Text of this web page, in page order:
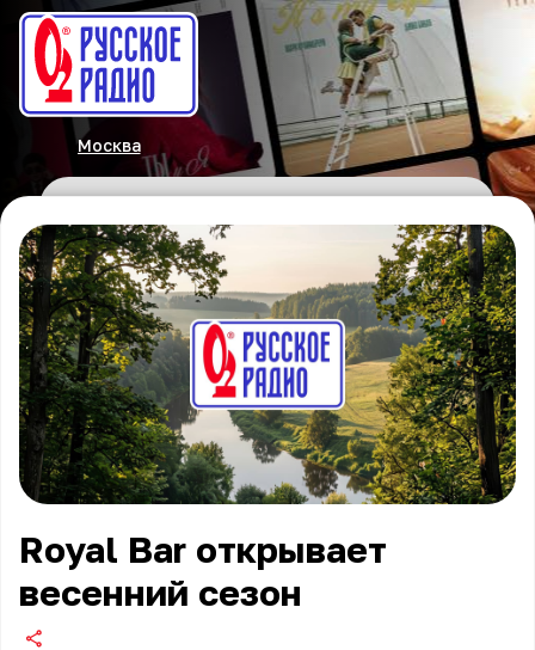
Москва
Royal Bar открывает
весенний сезон